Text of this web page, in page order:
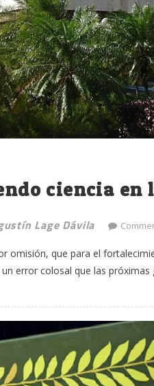
ciencia en
Lage Dávila
omisión, que para el
error colosal que las próximas